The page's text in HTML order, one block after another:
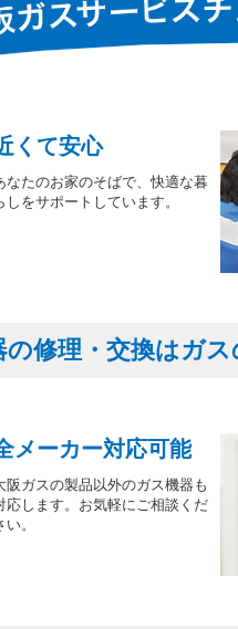
くて安心
なたのお家のそばで、快適な暮
しをサポートしています。
の修理・交換はガ
メーカー対応可能
阪ガスの製品以外のガス機器も
応します。お気軽にご相談くだ
い。